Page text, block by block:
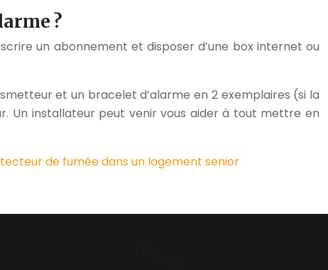
?
un abonnement et disposer d’une box internet ou
et un bracelet d’alarme en 2 exemplaires (si la
Un installateur peut venir vous aider à tout mettre en
de fumée dans un logement senior